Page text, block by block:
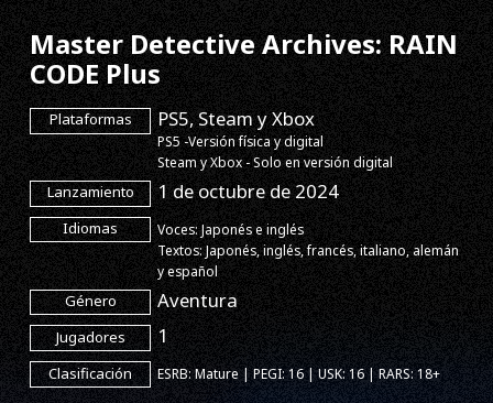
Master Detective Archives: RAIN
CODE Plus
Plataformas PS5, Steam y Xbox
PS5 -Versión física y digital
Steam y Xbox - Solo en versión digital
Lanzamiento 1 de octubre de 2024
Idiomas
Voces: Japonés e inglés
Textos: Japonés, inglés, francés, italiano, alemán
y español
Género Aventura
Jugadores 1
Clasificación ESRB: Mature | PEGI: 16 | USK: 16 | RARS: 18+